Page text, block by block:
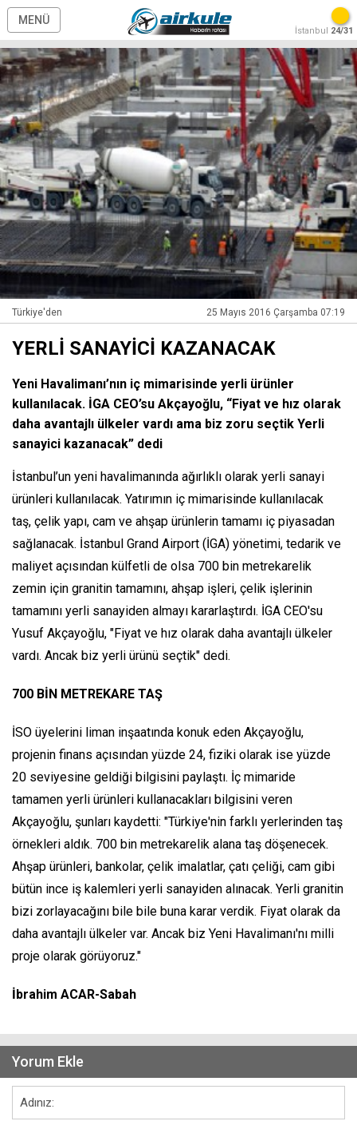
MENÜ
İstanbul 24/31
Türkiye'den 25 Mayıs 2016 Çarşamba 07:19
YERLİ SANAYİCİ KAZANACAK
Yeni Havalimanı’nın iç mimarisinde yerli ürünler
kullanılacak. İGA CEO’su Akçayoğlu, “Fiyat ve hız olarak
daha avantajlı ülkeler vardı ama biz zoru seçtik Yerli
sanayici kazanacak” dedi
İstanbul’un yeni havalimanında ağırlıklı olarak yerli sanayi
ürünleri kullanılacak. Yatırımın iç mimarisinde kullanılacak
taş, çelik yapı, cam ve ahşap ürünlerin tamamı iç piyasadan
sağlanacak. İstanbul Grand Airport (İGA) yönetimi, tedarik ve
maliyet açısından külfetli de olsa 700 bin metrekarelik
zemin için granitin tamamını, ahşap işleri, çelik işlerinin
tamamını yerli sanayiden almayı kararlaştırdı. İGA CEO'su
Yusuf Akçayoğlu, "Fiyat ve hız olarak daha avantajlı ülkeler
vardı. Ancak biz yerli ürünü seçtik" dedi.
700 BİN METREKARE TAŞ
İSO üyelerini liman inşaatında konuk eden Akçayoğlu,
projenin finans açısından yüzde 24, fiziki olarak ise yüzde
20 seviyesine geldiği bilgisini paylaştı. İç mimaride
tamamen yerli ürünleri kullanacakları bilgisini veren
Akçayoğlu, şunları kaydetti: "Türkiye'nin farklı yerlerinden taş
örnekleri aldık. 700 bin metrekarelik alana taş döşenecek.
Ahşap ürünleri, bankolar, çelik imalatlar, çatı çeliği, cam gibi
bütün ince iş kalemleri yerli sanayiden alınacak. Yerli granitin
bizi zorlayacağını bile bile buna karar verdik. Fiyat olarak da
daha avantajlı ülkeler var. Ancak biz Yeni Havalimanı'nı milli
proje olarak görüyoruz."
İbrahim ACAR-Sabah
Yorum Ekle